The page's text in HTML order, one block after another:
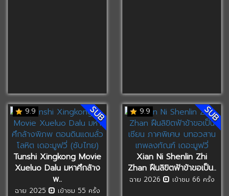
9.9 SUB
Tunshi Xingkong Movie
Xueluo Dalu มหาศึกล้าง
พ..
ฉาย 2025 เข้าชม 55 ครั้ง
9.9 SUB
Xian Ni Shenlin Zhi
Zhan ฝืนลิขิตฟ้าข้าขอเป็น..
ฉาย 2026 เข้าชม 66 ครั้ง